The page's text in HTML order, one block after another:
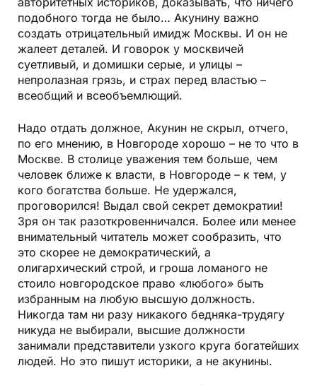
подобного тогда не было… Акунину важно
создать отрицательный имидж Москвы. И он не
жалеет деталей. И говорок у москвичей
суетливый, и домишки серые, и улицы –
непролазная грязь, и страх перед властью –
всеобщий и всеобъемлющий.
Надо отдать должное, Акунин не скрыл, отчего,
по его мнению, в Новгороде хорошо – не то что в
Москве. В столице уважения тем больше, чем
человек ближе к власти, в Новгороде – к тем, у
кого богатства больше. Не удержался,
проговорился! Выдал свой секрет демократии!
Зря он так разоткровенничался. Более или менее
внимательный читатель может сообразить, что
это скорее не демократический, а
олигархический строй, и гроша ломаного не
стоило новгородское право «любого» быть
избранным на любую высшую должность.
Никогда там ни разу никакого бедняка-трудягу
никуда не выбирали, высшие должности
занимали представители узкого круга богатейших
людей. Но это пишут историки, а не акунины.